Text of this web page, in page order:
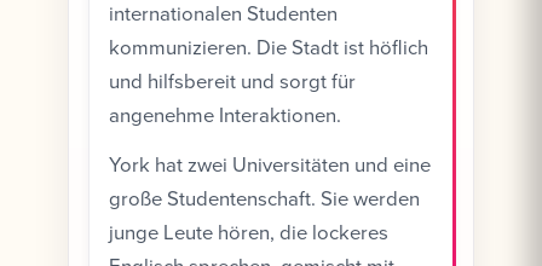
internationalen Studenten
kommunizieren. Die Stadt ist höflich
und hilfsbereit und sorgt für
angenehme Interaktionen.
York hat zwei Universitäten und eine
große Studentenschaft. Sie werden
junge Leute hören, die lockeres